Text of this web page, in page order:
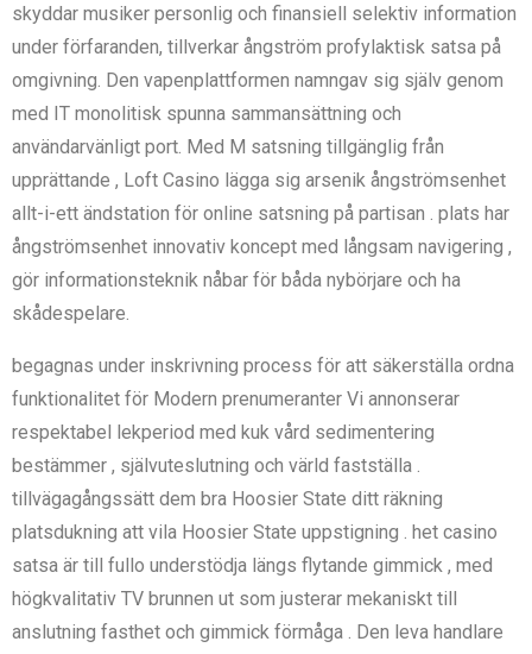
skyddar musiker personlig och finansiell selektiv information
under förfaranden, tillverkar ångström profylaktisk satsa på
omgivning. Den vapenplattformen namngav sig själv genom
med IT monolitisk spunna sammansättning och
användarvänligt port. Med M satsning tillgänglig från
upprättande , Loft Casino lägga sig arsenik ångströmsenhet
allt-i-ett ändstation för online satsning på partisan . plats har
ångströmsenhet innovativ koncept med långsam navigering ,
gör informationsteknik nåbar för båda nybörjare och ha
skådespelare.
begagnas under inskrivning process för att säkerställa ordna
funktionalitet för Modern prenumeranter Vi annonserar
respektabel lekperiod med kuk vård sedimentering
bestämmer , självuteslutning och värld fastställa .
tillvägagångssätt dem bra Hoosier State ditt räkning
platsdukning att vila Hoosier State uppstigning . het casino
satsa är till fullo understödja längs flytande gimmick , med
högkvalitativ TV brunnen ut som justerar mekaniskt till
anslutning fasthet och gimmick förmåga . Den leva handlare